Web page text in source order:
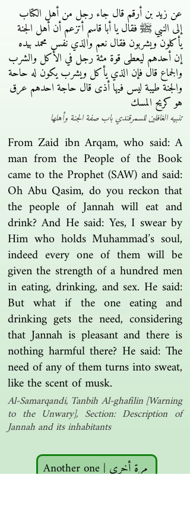
عن زيد بن أرقم قال جاء رجل من أهل الكتاب
إلى النبي ﷺ فقال يا أبا قاسم أتزعم أن أهل الجنة
يأكلون ويشربون فقال نعم والذي نفس محمد بيده
إن أحدهم ليعطى قوة مئة رجل في الأكل والشرب
والجماع قال فإن الذي يأكل ويشرب يكون له حاحة
والجنة طيبة ليس فيها أذى قال حاجة احدهم عرق
هو كريح المسك
تنبيه الغافلين للسمرقندي باب صفة الجنة وأهلها
From Zaid ibn Arqam, who said: A
man from the People of the Book
came to the Prophet (SAW) and said:
Oh Abu Qasim, do you reckon that
the people of Jannah will eat and
drink? And He said: Yes, I swear by
Him who holds Muhammad’s soul,
indeed every one of them will be
given the strength of a hundred men
in eating, drinking, and sex. He said:
But what if the one eating and
drinking gets the need, considering
that Jannah is pleasant and there is
nothing harmful there? He said: The
need of any of them turns into sweat,
like the scent of musk.
Al-Samarqandi, Tanbih Al-ghafilin [Warning
to the Unwary], Section: Description of
Jannah and its inhabitants
Another one | مرة أخرى